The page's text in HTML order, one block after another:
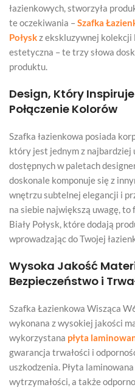
łazienkowych, stworzyła
te oczekiwania – Szafka
Połyskz ekskluzywnej kolekcji
estetyczna – te trzy słowa
produktu.
Design, Który
Połączenie Kolorów
Szafka łazienkowa posiada
który jest jednym z
dostępnych w paletach
doskonale komponuje się z
wnętrzu subtelnej elegancji i
na siebie największą uwagę,
Biały Połysk, które dodają
wprowadzając do Twojej
Wysoka Jakość
Bezpieczeństwo i
Szafka Łazienkowa Wisząca
wykonana z wysokiej jakości
wykorzystana płyta
gwarancja trwałości i
uszkodzenia. Płyta
wytrzymałości, a także